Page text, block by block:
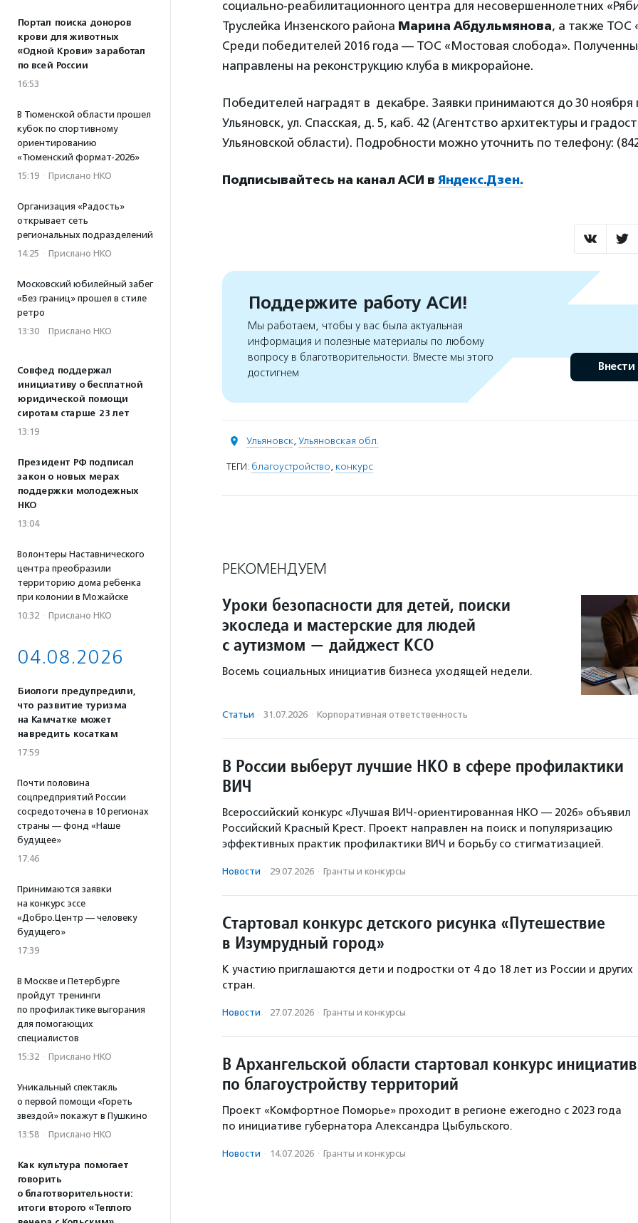
Портал поиска доноров
крови для животных
«Одной Крови» заработал
по всей России
16:53
В Тюменской области прошел
кубок по спортивному
ориентированию
«Тюменский формат-2026»
15:19 · Прислано НКО
Организация «Радость»
открывает сеть
региональных подразделений
14:25 · Прислано НКО
Московский юбилейный забег
«Без границ» прошел в стиле
ретро
13:30 · Прислано НКО
Совфед поддержал
инициативу о бесплатной
юридической помощи
сиротам старше 23 лет
13:19
Президент РФ подписал
закон о новых мерах
поддержки молодежных
НКО
13:04
Волонтеры Наставнического
центра преобразили
территорию дома ребенка
при колонии в Можайске
10:32 · Прислано НКО
04.08.2026
Биологи предупредили,
что развитие туризма
на Камчатке может
навредить косаткам
17:59
Почти половина
соцпредприятий России
сосредоточена в 10 регионах
страны — фонд «Наше
будущее»
17:46
Принимаются заявки
на конкурс эссе
«Добро.Центр — человеку
будущего»
17:39
В Москве и Петербурге
пройдут тренинги
по профилактике выгорания
для помогающих
специалистов
15:32 · Прислано НКО
Уникальный спектакль
о первой помощи «Гореть
звездой» покажут в Пушкино
13:58 · Прислано НКО
Как культура помогает
говорить
о благотворительности:
итоги второго «Теплого
социально-реабилитационного центра для несовершеннолетних
Труслейка Инзенского района Марина Абдульмянова, а также ТОС
Среди победителей 2016 года — ТОС «Мостовая слобода».
направлены на реконструкцию клуба в микрорайоне.
Победителей наградят в декабре. Заявки принимаются до 30 ноября
Ульяновск, ул. Спасская, д. 5, каб. 42 (Агентство архитектуры и
Ульяновской области). Подробности можно уточнить по телефону:
Подписывайтесь на канал АСИ в Яндекс.Дзен.
Поддержите работу АСИ!
Мы работаем, чтобы у вас была актуальная
информация и полезные материалы по любому
вопросу в благотворительности. Вместе мы этого
достигнем
Внести
Ульяновск, Ульяновская обл.
ТЕГИ: благоустройство, конкурс
РЕКОМЕНДУЕМ
Уроки безопасности для детей, поиски
экоследа и мастерские для людей
с аутизмом — дайджест КСО
Восемь социальных инициатив бизнеса уходящей недели.
Статьи · 31.07.2026 · Корпоративная ответственность
В России выберут лучшие НКО в сфере профилактики
ВИЧ
Всероссийский конкурс «Лучшая ВИЧ-ориентированная НКО — 2026» объявил
Российский Красный Крест. Проект направлен на поиск и популяризацию
эффективных практик профилактики ВИЧ и борьбу со стигматизацией.
Новости · 29.07.2026 · Гранты и конкурсы
Стартовал конкурс детского рисунка «Путешествие
в Изумрудный город»
К участию приглашаются дети и подростки от 4 до 18 лет из России и других
стран.
Новости · 27.07.2026 · Гранты и конкурсы
В Архангельской области стартовал конкурс инициатив
по благоустройству территорий
Проект «Комфортное Поморье» проходит в регионе ежегодно с 2023 года
по инициативе губернатора Александра Цыбульского.
Новости · 14.07.2026 · Гранты и конкурсы